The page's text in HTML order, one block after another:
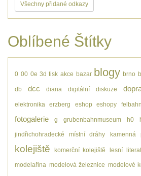
Všechny přidané odkazy
Oblíbené Štítky
0 00 0e 3d tisk akce bazar blogy brno
db dcc diana digitální diskuze
elektronika erzberg eshop eshopy felbahn
fotogalerie g grubenbahnmuseum h0
jindřichohradecké místní dráhy kamenná
kolejiště komerční kolejiště lesní
modelařina modelová železnice modelové